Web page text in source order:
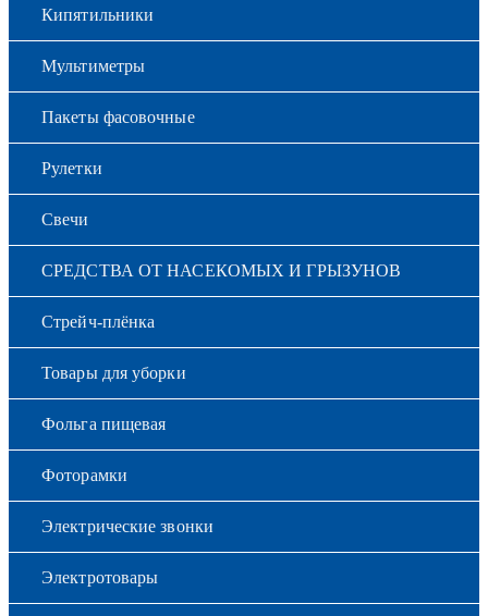
Кипятильники
Мультиметры
Пакеты фасовочные
Рулетки
Свечи
СРЕДСТВА ОТ НАСЕКОМЫХ И ГРЫЗУНОВ
Стрейч-плёнка
Товары для уборки
Фольга пищевая
Фоторамки
Электрические звонки
Электротовары